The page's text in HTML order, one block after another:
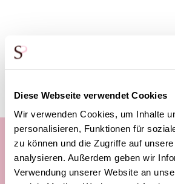
Diese Webseite verwendet Cookies
Wir verwenden Cookies, um Inhalte
personalisieren, Funktionen für
zu können und die Zugriffe auf
analysieren. Außerdem geben wir
Verwendung unserer Website an
Diese Produkte könnten dich
interessieren
Unsere